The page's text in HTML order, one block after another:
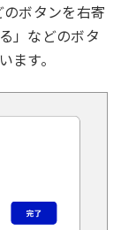
ボタンを右寄
」などのボタ
す。